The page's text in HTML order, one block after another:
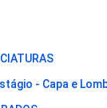
- Capa e